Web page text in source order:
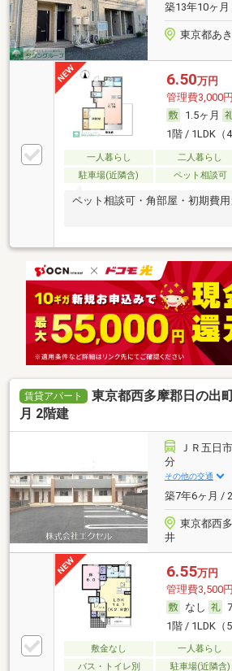
築13年10ヶ月
東京都あ
6.50万円
管理費3,000円
1.5ヶ月
1階 / 1LDK（
一人暮らし 二人暮らし
駐車場(近隣含)
ペット相談可
ペット相談可・角部屋・初期費
賃貸アパート
東京都西多摩郡日の出
月 2階建
ＪＲ五日
分
その他の交通
築7年6ヶ月 /
東京都西
井
6.55万円
管理費3,500円
なし
1階 / 1LDK（
敷金なし 一人暮らし
バス・トイレ別
駐車場(近隣含)